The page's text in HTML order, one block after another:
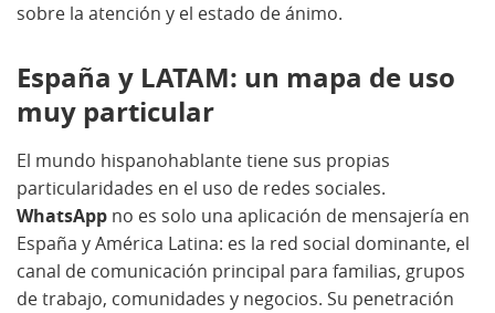
sobre la atención y el estado de ánimo.
España y LATAM: un mapa de uso
muy particular
El mundo hispanohablante tiene sus propias
particularidades en el uso de redes sociales.
WhatsApp no es solo una aplicación de mensajería en
España y América Latina: es la red social dominante, el
canal de comunicación principal para familias, grupos
de trabajo, comunidades y negocios. Su penetración